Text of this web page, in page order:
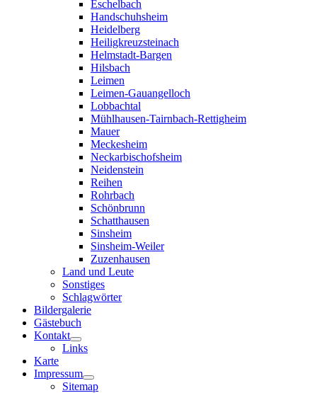
Eschelbach
Handschuhsheim
Heidelberg
Heiligkreuzsteinach
Helmstadt-Bargen
Hilsbach
Leimen
Leimen-Gauangelloch
Lobbachtal
Mühlhausen-Tairnbach-Rettigheim
Mauer
Meckesheim
Neckarbischofsheim
Neidenstein
Reihen
Rohrbach
Schönbrunn
Schatthausen
Sinsheim
Sinsheim-Weiler
Zuzenhausen
Land und Leute
Sonstiges
Schlagwörter
Bildergalerie
Gästebuch
Kontakt
Links
Karte
Impressum
Sitemap